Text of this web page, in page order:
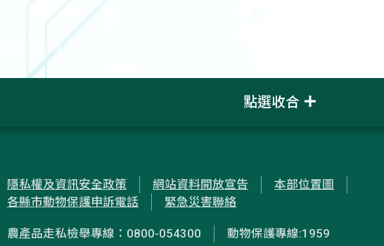
07-09:73
點選收合
隱私權及資訊安全政策 網站資料開放宣告
本部位置圖
各縣市動物保護申訴電話
緊急災害聯絡
農產品走私檢舉專線：0800-054300 動物保護專線:1959